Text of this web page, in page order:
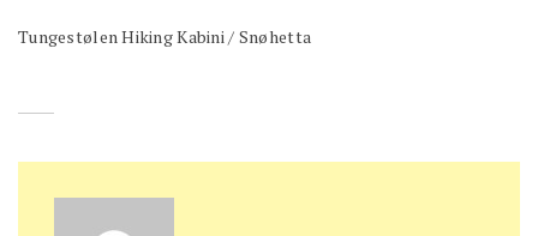
Tungestølen Hiking Kabini / Snøhetta